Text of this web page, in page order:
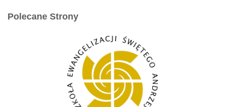
Polecane Strony